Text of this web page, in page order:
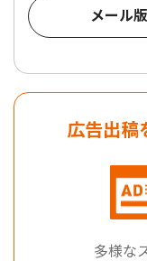
メール
広告出稿
多様な